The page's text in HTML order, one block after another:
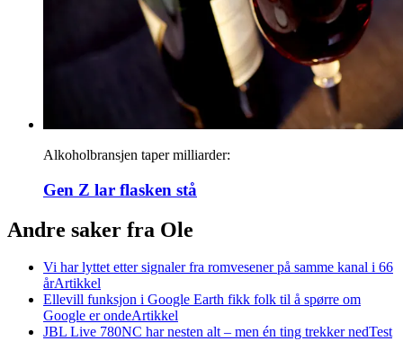
Alkoholbransjen taper milliarder:
Gen Z lar flasken stå
Andre saker fra Ole
Vi har lyttet etter signaler fra romvesener på samme kanal i 66
årArtikkel
Ellevill funksjon i Google Earth fikk folk til å spørre om
Google er ondeArtikkel
JBL Live 780NC har nesten alt – men én ting trekker nedTest